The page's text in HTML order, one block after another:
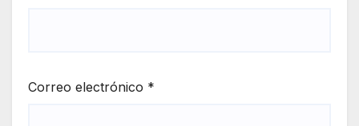
Correo electrónico *